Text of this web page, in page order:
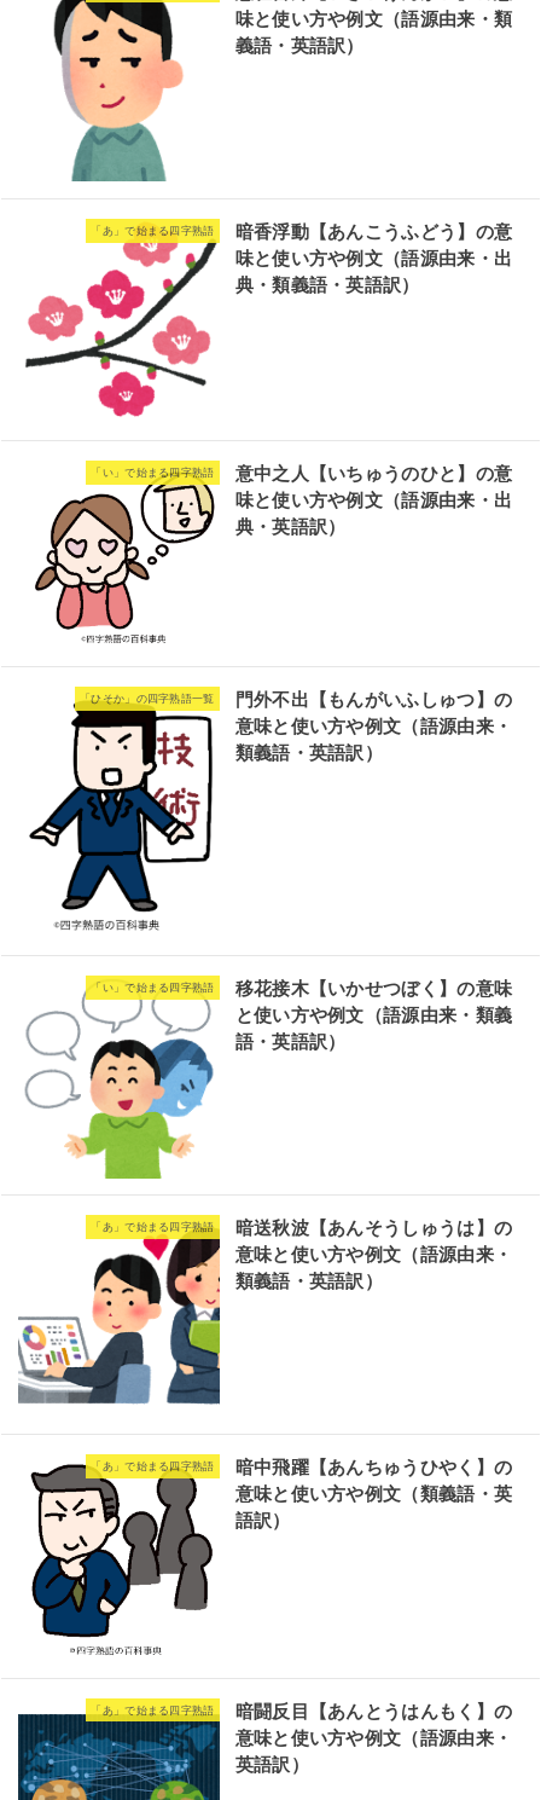
味と使い方や例文（語源由来・類
義語・英語訳）
「あ」で始まる四字熟語
暗香浮動【あんこうふどう】の意
味と使い方や例文（語源由来・出
典・類義語・英語訳）
「い」で始まる四字熟語
意中之人【いちゅうのひと】の意
味と使い方や例文（語源由来・出
典・英語訳）
「ひそか」の四字熟語一覧
門外不出【もんがいふしゅつ】の
意味と使い方や例文（語源由来・
類義語・英語訳）
「い」で始まる四字熟語
移花接木【いかせつぼく】の意味
と使い方や例文（語源由来・類義
語・英語訳）
「あ」で始まる四字熟語
暗送秋波【あんそうしゅうは】の
意味と使い方や例文（語源由来・
類義語・英語訳）
「あ」で始まる四字熟語
暗中飛躍【あんちゅうひやく】の
意味と使い方や例文（類義語・英
語訳）
「あ」で始まる四字熟語
暗闘反目【あんとうはんもく】の
意味と使い方や例文（語源由来・
英語訳）